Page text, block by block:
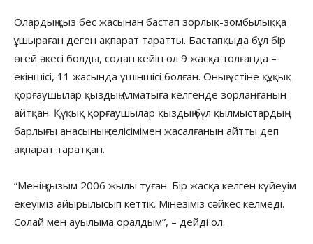
Олардың қыз бес жасынан бастап зорлық-зомбылыққа
ұшыраған деген ақпарат таратты. Бастапқыда бұл бір
өгей әкесі болды, содан кейін ол 9 жасқа толғанда –
екіншісі, 11 жасында үшіншісі болған. Оның үстіне құқық
қорғаушылар қыздың Алматыға келгенде зорланғанын
айтқан. Құқық қорғаушылар қыздың бұл қылмыстардың
барлығы анасының келісімімен жасалғанын айтты деп
ақпарат таратқан.
“Менің қызым 2006 жылы туған. Бір жасқа келген күйеуім
екеуіміз айырылысып кеттік. Мінезіміз сәйкес келмеді.
Солай мен ауылыма оралдым”, – дейді ол.